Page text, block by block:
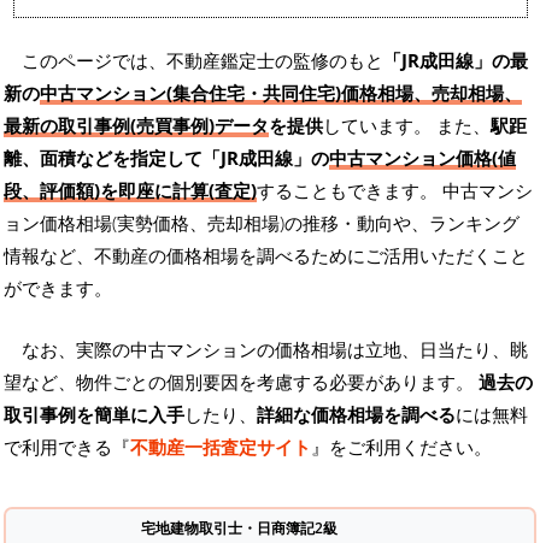
このページでは、不動産鑑定士の監修のもと 「JR成田線」の最
新の中古マンション(集合住宅・共同住宅)価格相場、売却相場、
最新の取引事例(売買事例)データを提供しています。 また、駅距
離、面積などを指定して「JR成田線」の中古マンション価格(値
段、評価額)を即座に計算(査定)することもできます。 中古マンシ
ョン価格相場(実勢価格、売却相場)の推移・動向や、ランキング
情報など、不動産の価格相場を調べるためにご活用いただくこと
ができます。
なお、実際の中古マンションの価格相場は立地、日当たり、眺
望など、物件ごとの個別要因を考慮する必要があります。 過去の
取引事例を簡単に入手したり、 詳細な価格相場を調べるには無料
で利用できる『不動産一括査定サイト 』をご利用ください。
宅地建物取引士・日商簿記2級